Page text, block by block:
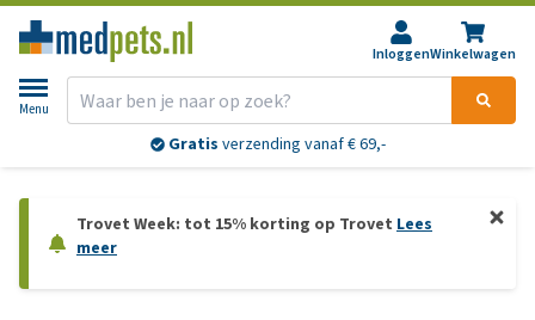
InloggenWinkelwagen
Menu
Gratis verzending vanaf € 69,-
Trovet Week: tot 15% korting op Trovet Lees
meer